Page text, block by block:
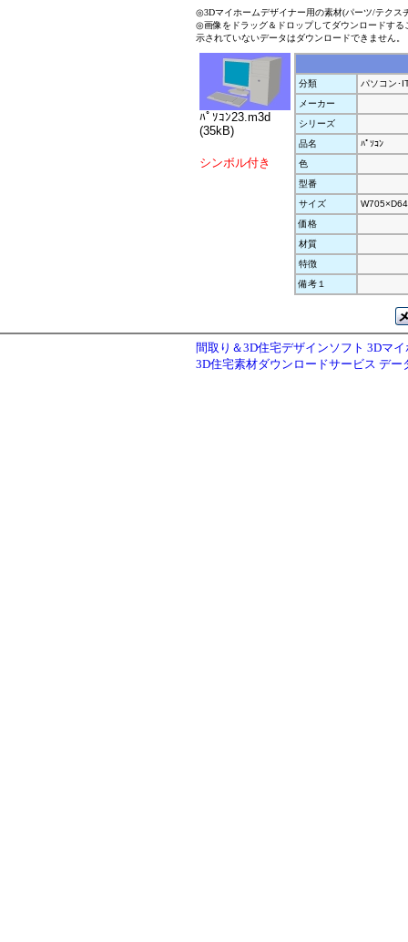
◎3Dマイホームデザイナー用の素材(パーツ/テクス
◎画像をドラッグ＆ドロップしてダウンロードす
示されていないデータはダウンロードできません。
ﾊﾟｿｺﾝ23.m3d
(35kB)
シンボル付き
分類
パソコン･
メーカー
シリーズ
品名
ﾊﾟｿｺﾝ
色
型番
サイズ
価格
材質
特徴
備考１
間取り＆3D住宅デザインソフト 3Dマ
3D住宅素材ダウンロードサービス デー